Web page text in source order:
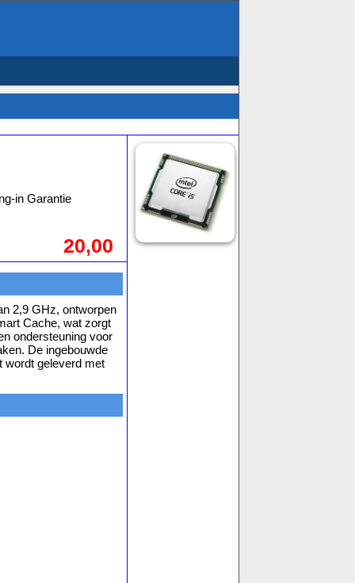
in Garantie
20,00
2,9 GHz, ontworpen
Cache, wat zorgt
ondersteuning voor
De ingebouwde
wordt geleverd met